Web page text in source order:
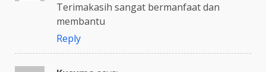
Terimakasih sangat bermanfaat dan
membantu
Reply